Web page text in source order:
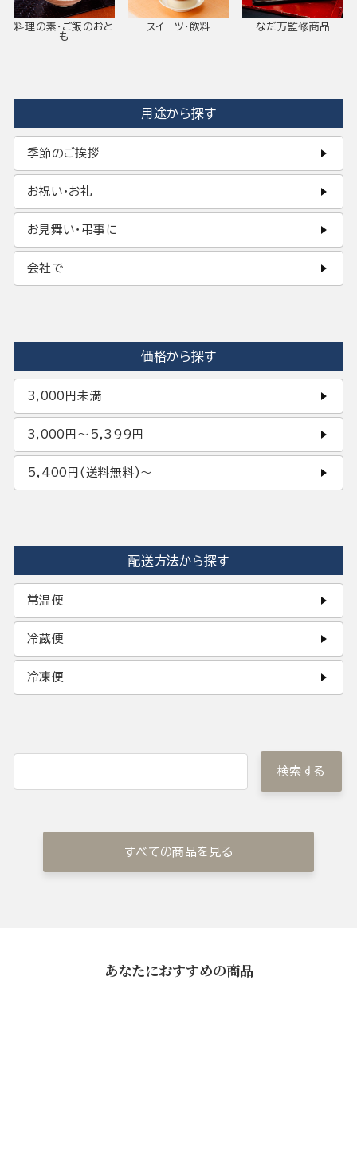
料理の素・ご飯のおと
も
スイーツ・飲料 なだ万監修商品
用途から探す
季節のご挨拶
お祝い・お礼
お見舞い・弔事に
会社で
価格から探す
3,000円未満
3,000円〜5,399円
5,400円(送料無料)〜
配送方法から探す
常温便
冷蔵便
冷凍便
検索する
すべての商品を見る
あなたにおすすめの商品